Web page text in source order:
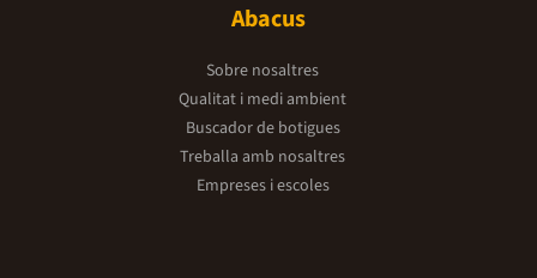
Abacus
Sobre nosaltres
Qualitat i medi ambient
Buscador de botigues
Treballa amb nosaltres
Empreses i escoles